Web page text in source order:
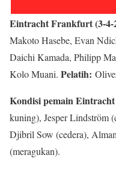
Eintracht Frankfurt (3-4-
Makoto Hasebe, Evan
Daichi Kamada, Philipp
Kolo Muani. Pelatih:
Kondisi pemain
kuning), Jesper Lindström
Djibril Sow (cedera),
(meragukan).